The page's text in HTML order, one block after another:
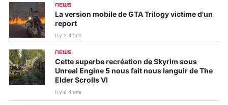
NEWS
La version mobile de GTA Trilogy victime d'un
report
Il y a 4 ans
NEWS
Cette superbe recréation de Skyrim sous
Unreal Engine 5 nous fait nous languir de The
Elder Scrolls VI
Il y a 4 ans